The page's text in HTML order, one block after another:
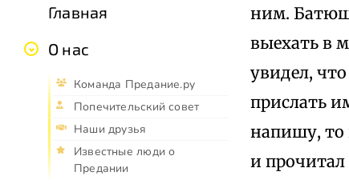
Главная
О нас
Команда Предание.ру
Попечительский совет
Наши друзья
Известные люди о
Предании
ним.
выехать в
увидел,
прислать
напишу, то
и прочитал